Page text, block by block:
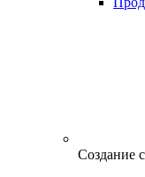
Создание